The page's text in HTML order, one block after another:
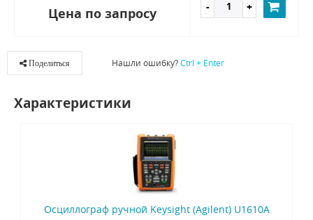
Цена по запросу
Поделиться Нашли ошибку?Ctrl + Enter
Характеристики
Осциллограф ручной Keysight (Agilent) U1610A